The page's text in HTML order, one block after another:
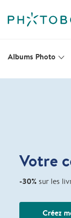
Albums Photo slim_arrow_down
Votre
-30% sur les
Créez